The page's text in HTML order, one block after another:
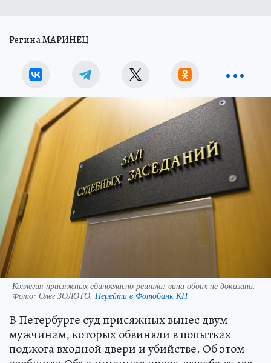
Регина МАРИНЕЦ
Коллегия присяжных единогласно решила: вина обоих не доказана.
Фото: Олег ЗОЛОТО. Перейти в Фотобанк КП
В Петербурге суд присяжных вынес двум
мужчинам, которых обвиняли в попытках
поджога входной двери и убийстве. Об этом